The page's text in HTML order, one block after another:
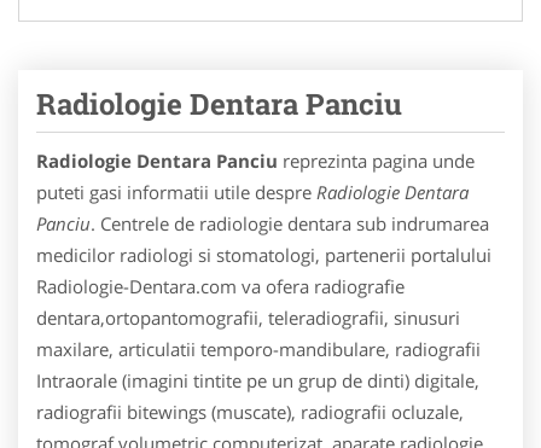
Radiologie Dentara Panciu
Radiologie Dentara Panciu reprezinta pagina unde
puteti gasi informatii utile despre Radiologie Dentara
Panciu. Centrele de radiologie dentara sub indrumarea
medicilor radiologi si stomatologi, partenerii portalului
Radiologie-Dentara.com va ofera radiografie
dentara,ortopantomografii, teleradiografii, sinusuri
maxilare, articulatii temporo-mandibulare, radiografii
Intraorale (imagini tintite pe un grup de dinti) digitale,
radiografii bitewings (muscate), radiografii ocluzale,
tomograf volumetric computerizat, aparate radiologie